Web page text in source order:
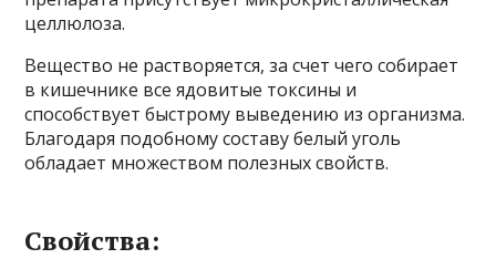
целлюлоза.
Вещество не растворяется, за счет чего собирает
в кишечнике все ядовитые токсины и
способствует быстрому выведению из организма.
Благодаря подобному составу белый уголь
обладает множеством полезных свойств.
Свойства: